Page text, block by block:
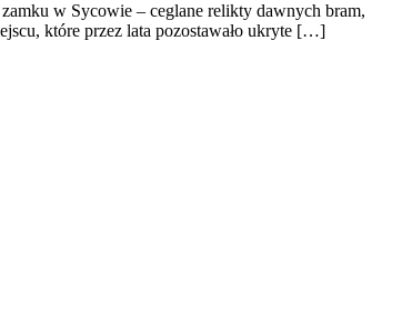
w Sycowie – ceglane relikty dawnych bram,
które przez lata pozostawało ukryte […]